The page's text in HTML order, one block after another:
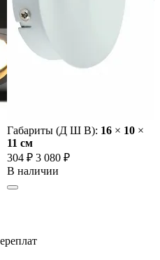
Габариты (Д Ш В): 16 × 10 ×
11 cм
304 ₽ 3 080 ₽
В наличии